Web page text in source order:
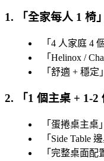
1. 「全家每人 1 椅 」
「 4 人家庭 4
「 Helinox /
「 舒適 + 穩定
2. 「 1 個主桌 + 1-2
「 蛋捲桌主桌 」
「 Side Table
「 完整桌面配